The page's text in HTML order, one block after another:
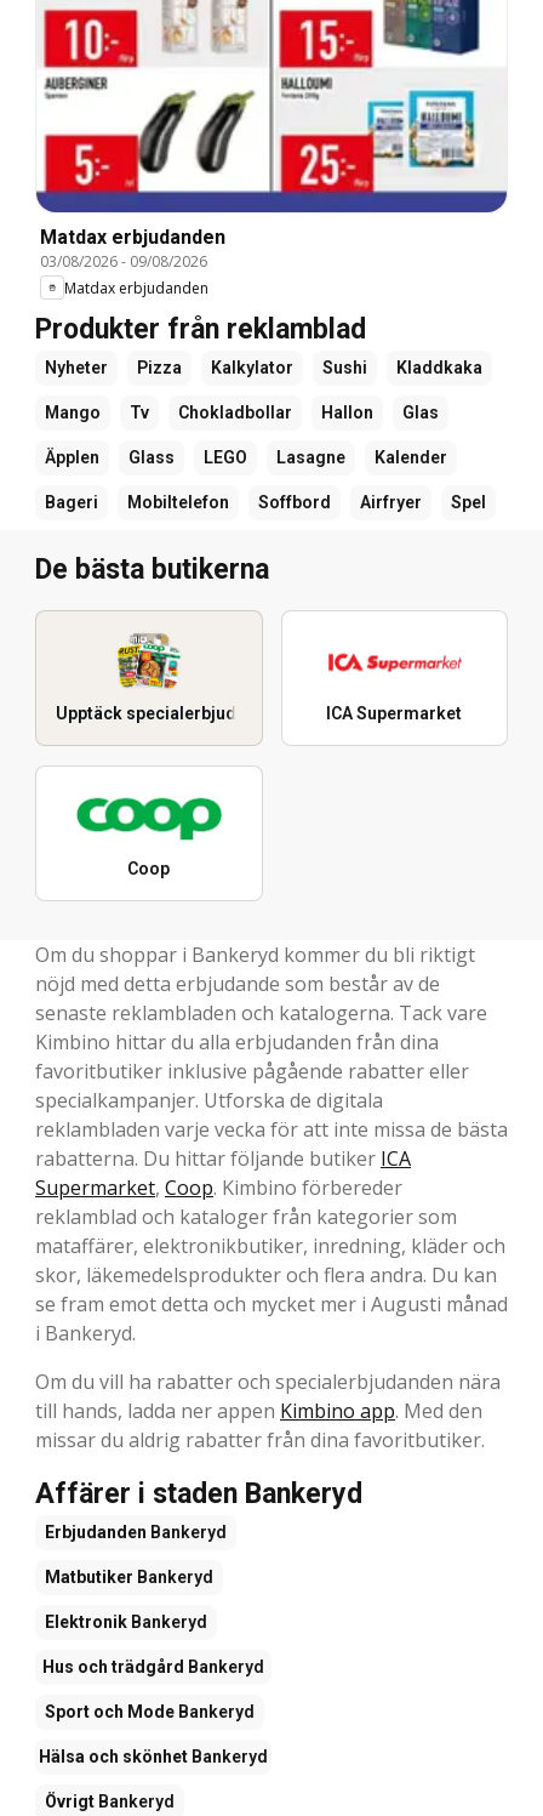
Matdax erbjudanden
03/08/2026- 09/08/2026
Matdax erbjudanden
Produkter från reklamblad
Nyheter Pizza Kalkylator Sushi Kladdkaka
Mango Tv Chokladbollar Hallon Glas
Äpplen Glass LEGO Lasagne Kalender
Bageri Mobiltelefon Soffbord Airfryer Spel
De bästa butikerna
Upptäck specialerbjudanden ICA Supermarket
Coop
Om du shoppar i Bankeryd kommer du bli riktigt
nöjd med detta erbjudande som består av de
senaste reklambladen och katalogerna. Tack vare
Kimbino hittar du alla erbjudanden från dina
favoritbutiker inklusive pågående rabatter eller
specialkampanjer. Utforska de digitala
reklambladen varje vecka för att inte missa de bästa
rabatterna. Du hittar följande butiker ICA
Supermarket, Coop. Kimbino förbereder
reklamblad och kataloger från kategorier som
mataffärer, elektronikbutiker, inredning, kläder och
skor, läkemedelsprodukter och flera andra. Du kan
se fram emot detta och mycket mer i Augusti månad
i Bankeryd.
Om du vill ha rabatter och specialerbjudanden nära
till hands, ladda ner appen Kimbino app. Med den
missar du aldrig rabatter från dina favoritbutiker.
Affärer i staden Bankeryd
Erbjudanden Bankeryd
Matbutiker Bankeryd
Elektronik Bankeryd
Hus och trädgård Bankeryd
Sport och Mode Bankeryd
Hälsa och skönhet Bankeryd
Övrigt Bankeryd